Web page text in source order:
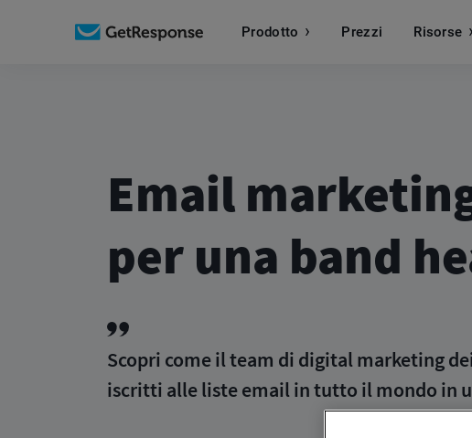
Prodotto Prezzi Risorse
Email
per una band
Scopri come il team di digital marketing
iscritti alle liste email in tutto il mondo in